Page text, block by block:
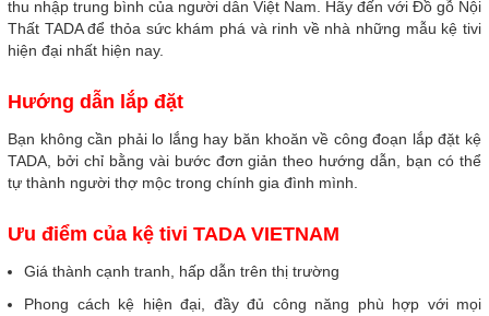
thu nhập trung bình của người dân Việt Nam. Hãy đến với Đồ gỗ Nội
Thất TADA để thỏa sức khám phá và rinh về nhà những mẫu kệ tivi
hiện đại nhất hiện nay.
Hướng dẫn lắp đặt
Bạn không cần phải lo lắng hay băn khoăn về công đoạn lắp đặt kệ
TADA, bởi chỉ bằng vài bước đơn giản theo hướng dẫn, bạn có thể
tự thành người thợ mộc trong chính gia đình mình.
Ưu điểm của kệ tivi TADA VIETNAM
Giá thành cạnh tranh, hấp dẫn trên thị trường
Phong cách kệ hiện đại, đầy đủ công năng phù hợp với mọi